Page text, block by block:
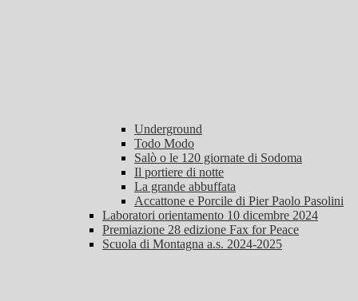
Underground
Todo Modo
Salò o le 120 giornate di Sodoma
Il portiere di notte
La grande abbuffata
Accattone e Porcile di Pier Paolo Pasolini
Laboratori orientamento 10 dicembre 2024
Premiazione 28 edizione Fax for Peace
Scuola di Montagna a.s. 2024-2025